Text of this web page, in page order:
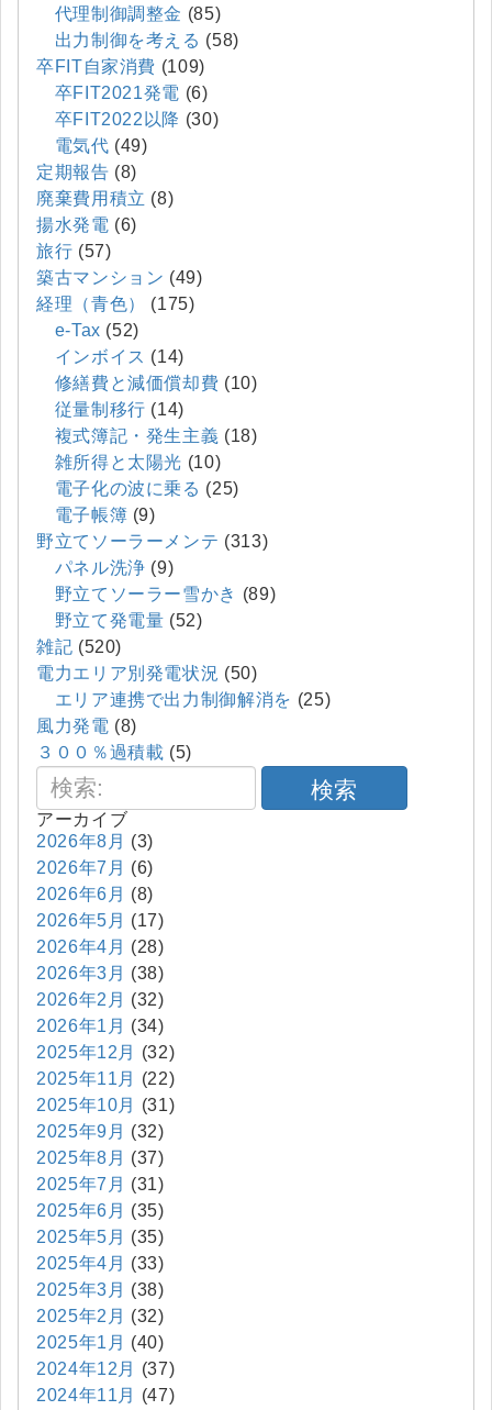
代理制御調整金 (85)
出力制御を考える (58)
卒FIT自家消費 (109)
卒FIT2021発電 (6)
卒FIT2022以降 (30)
電気代 (49)
定期報告 (8)
廃棄費用積立 (8)
揚水発電 (6)
旅行 (57)
築古マンション (49)
経理（青色）
(175)
e-Tax (52)
インボイス (14)
修繕費と減価償却費 (10)
従量制移行 (14)
複式簿記・発生主義 (18)
雑所得と太陽光 (10)
電子化の波に乗る (25)
電子帳簿 (9)
野立てソーラーメンテ (313)
パネル洗浄 (9)
野立てソーラー雪かき (89)
野立て発電量 (52)
雑記 (520)
電力エリア別発電状況 (50)
エリア連携で出力制御解消を (25)
風力発電 (8)
３００％過積載 (5)
検索
アーカイブ
2026年8月 (3)
2026年7月 (6)
2026年6月 (8)
2026年5月 (17)
2026年4月 (28)
2026年3月 (38)
2026年2月 (32)
2026年1月 (34)
2025年12月
(32)
2025年11月
(22)
2025年10月
(31)
2025年9月 (32)
2025年8月 (37)
2025年7月 (31)
2025年6月 (35)
2025年5月 (35)
2025年4月 (33)
2025年3月 (38)
2025年2月 (32)
2025年1月 (40)
2024年12月
(37)
2024年11月
(47)